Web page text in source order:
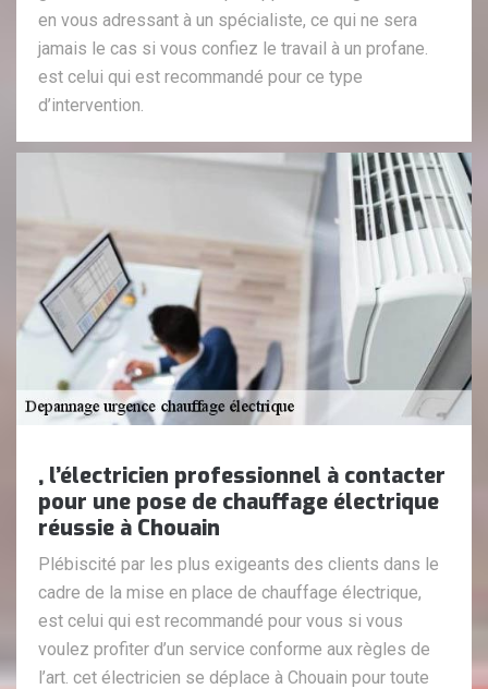
en vous adressant à un spécialiste, ce qui ne sera
jamais le cas si vous confiez le travail à un profane.
est celui qui est recommandé pour ce type
d’intervention.
, l’électricien professionnel à contacter
pour une pose de chauffage électrique
réussie à Chouain
Plébiscité par les plus exigeants des clients dans le
cadre de la mise en place de chauffage électrique,
est celui qui est recommandé pour vous si vous
voulez profiter d’un service conforme aux règles de
l’art. cet électricien se déplace à Chouain pour toute